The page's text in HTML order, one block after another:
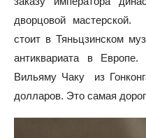
дворцовой мастерской.
стоит в Тяньцзинском
антиквариата в
Вильяму Чаку из
долларов. Это самая